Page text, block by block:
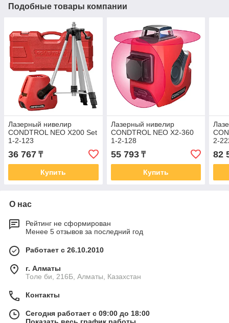
Подобные товары компании
Лазерный нивелир
CONDTROL NEO X200 Set
1-2-123
36 767 ₸
Купить
Лазерный нивелир
CONDTROL NEO X2-360
1-2-128
55 793₸
Купить
2-
82
О нас
Рейтинг не сформирован
Менее 5 отзывов за последний год
Работает с 26.10.2010
г. Алматы
Толе би, 216Б, Алматы, Казахстан
Контакты
Сегодня работает с 09:00 до 18:00